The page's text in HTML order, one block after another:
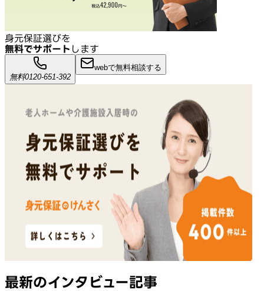
身元保証選びを
無料でサポート します
無料0120-651-392
webで無料相談する
最新のインタビュー記事